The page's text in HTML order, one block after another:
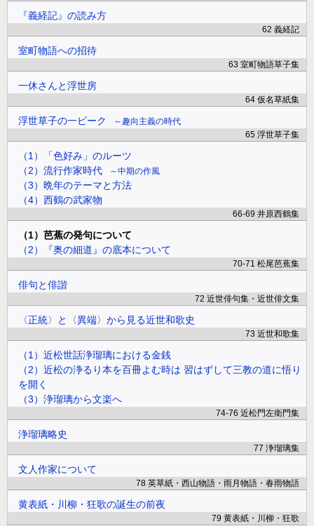
『義経記』の読み方
62 義経記
室町物語への招待
63 室町物語草子集
一休さんと浮世房
64 仮名草紙集
浮世草子の一ピーク
趣向主義の時代
65 浮世草子集
（1）「色好み」のルーツ
（2）流行作家時代
中期の作風
（3）晩年のテーマと方法
（4）西鶴の武家物
66-69 井原西鶴集
（1）芭蕉の発句について
（2）『奥の細道』の底本について
70-71 松尾芭蕉集
俳句と俳諧
72 近世俳句集・近世俳文集
〈正統〉と〈異端〉から見る近世和歌史
73 近世和歌集
（1）近松世話浄瑠璃における金銭
（2）近松の浄るり本を百冊よむ時は 習はずして三教の道に悟り
を開く
（3）浄瑠璃から文楽へ
74-76 近松門左衛門集
浄瑠璃略史
77 浄瑠璃集
文人作家について
78 英草紙・西山物語・雨月物語・春雨物語
黄表紙・川柳・狂歌の誕生の前夜
79 黄表紙・川柳・狂歌